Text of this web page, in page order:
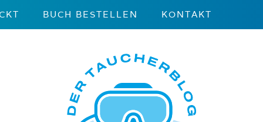
BUCH BESTELLEN KONTAKT